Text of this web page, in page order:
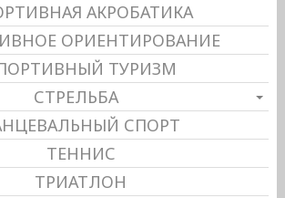
АКРОБАТИКА
ОРИЕНТИРОВАНИЕ
ТУРИЗМ
СТРЕЛЬБА
СПОРТ
ТЕННИС
ТРИАТЛОН